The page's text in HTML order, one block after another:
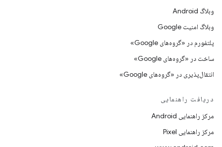
وبلاگ Android
وبلاگ امنیت Google
پلتفورم در «گروه‌های Google»
ساخت در «گروه‌های Google»
انتقال‌پذیری در «گروه‌های Google»
دریافت راهنمایی
مرکز راهنمایی Android
مرکز راهنمایی Pixel